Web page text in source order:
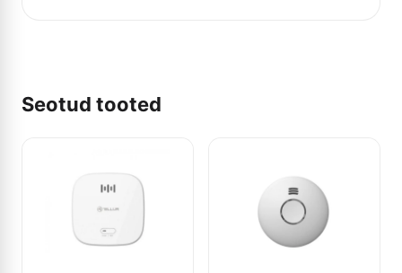
Seotud tooted